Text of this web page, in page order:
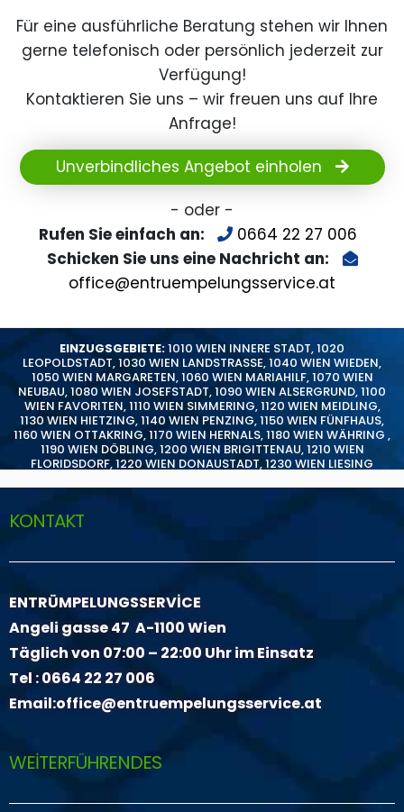
Für eine ausführliche Beratung stehen wir Ihnen
gerne telefonisch oder persönlich jederzeit zur
Verfügung!
Kontaktieren Sie uns – wir freuen uns auf Ihre
Anfrage!
Unverbindliches Angebot einholen
- oder -
Rufen Sie einfach an:
0664 22 27 006
Schicken Sie uns eine Nachricht an:
office@entruempelungsservice.at
EINZUGSGEBIETE:1010 WIEN INNERE STADT,1020
LEOPOLDSTADT,1030 WIEN LANDSTRASSE,1040 WIEN WIEDEN,
1050 WIEN MARGARETEN,1060 WIEN MARIAHILF,1070 WIEN
NEUBAU,1080 WIEN JOSEFSTADT,1090 WIEN ALSERGRUND,1100
WIEN FAVORITEN,1110 WIEN SIMMERING,1120 WIEN MEIDLING,
1130 WIEN HIETZING,1140 WIEN PENZING,1150 WIEN FÜNFHAUS,
1160 WIEN OTTAKRING,1170 WIEN HERNALS,1180 WIEN WÄHRING ,
1190 WIEN DÖBLING,1200 WIEN BRIGITTENAU,1210 WIEN
FLORIDSDORF,1220 WIEN DONAUSTADT,1230 WIEN LIESING
KONTAKT
ENTRÜMPELUNGSSERVİCE
Angeli gasse 47 A-1100 Wien
Täglich von 07:00 – 22:00 Uhr im Einsatz
Tel :0664 22 27 006
Email:office@entruempelungsservice.at
WEİTERFÜHRENDES